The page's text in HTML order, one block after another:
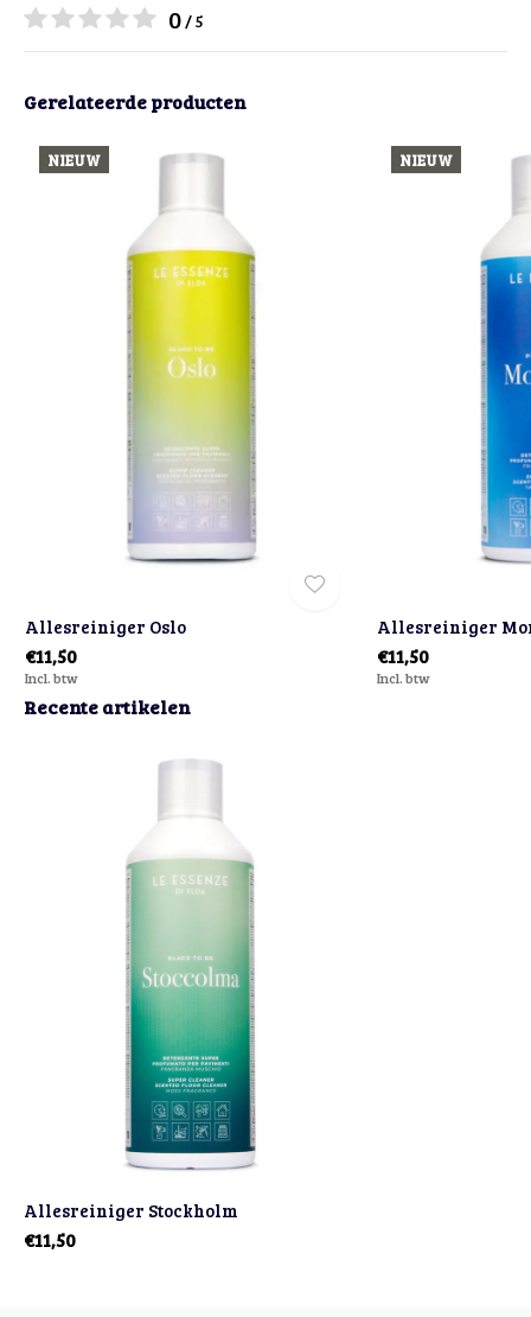
0 / 5
Gerelateerde producten
NIEUW
Allesreiniger Oslo
€11,50
Incl. btw
NIEUW
Allesreiniger
€11,50
Incl. btw
Recente artikelen
Allesreiniger Stockholm
€11,50